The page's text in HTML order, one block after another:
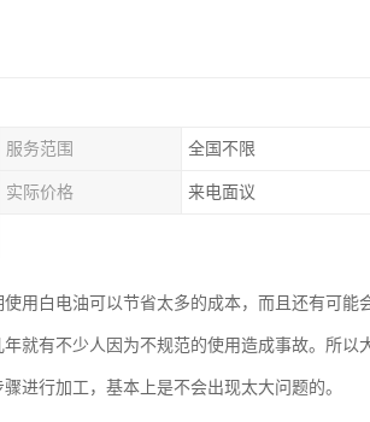
服务范围 全国不限
实际价格 来电面议
用白电油可以节省太多的成本，而且还有可能
就有不少人因为不规范的使用造成事故。所以
进行加工，基本上是不会出现太大问题的。